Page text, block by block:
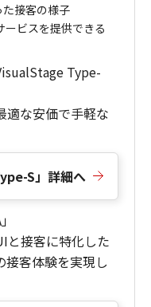
接客の様子
ビスを提供できる
Type-
適な安価で手軽な
S」詳細へ
と接客に特化した
接客体験を実現し